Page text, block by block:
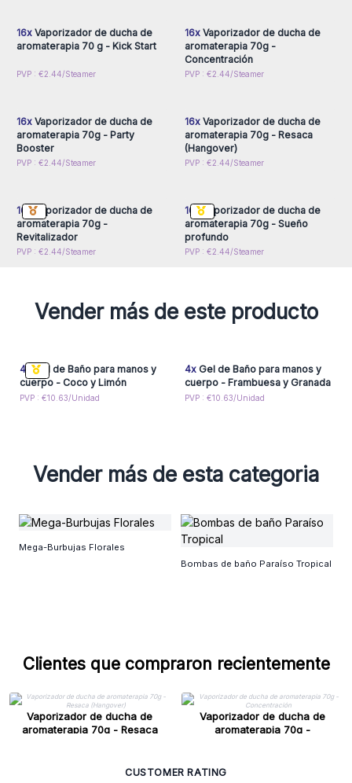
16xVaporizador de ducha de
aromaterapia 70 g - Kick Start
PVP : €2.44/Steamer
16xVaporizador de ducha de
aromaterapia 70g -
Concentración
PVP : €2.44/Steamer
Inicie sesión o regístrese
16xVaporizador de ducha de
aromaterapia 70g - Party
Booster
PVP : €2.44/Steamer
Inicie sesión o regístrese
16xVaporizador de ducha de
aromaterapia 70g - Resaca
(Hangover)
PVP : €2.44/Steamer
Inicie sesión o regístrese
16xVaporizador de ducha de
aromaterapia 70g -
Revitalizador
PVP : €2.44/Steamer
Inicie sesión o regístrese
16xVaporizador de ducha de
aromaterapia 70g - Sueño
profundo
PVP : €2.44/Steamer
Vender más de este producto
4x Gel de Baño para manos y
cuerpo - Coco y Limón
PVP : €10.63/Unidad
4xGel de Baño para manos y
cuerpo - Frambuesa y Granada
PVP : €10.63/Unidad
Vender más de esta categoria
Mega-Burbujas Florales
Bombas de baño Paraíso Tropical
Clientes que compraron recientemente
Vaporizador de ducha de
aromaterapia 70g - Resaca
Vaporizador de ducha de
aromaterapia 70g -
CUSTOMER RATING